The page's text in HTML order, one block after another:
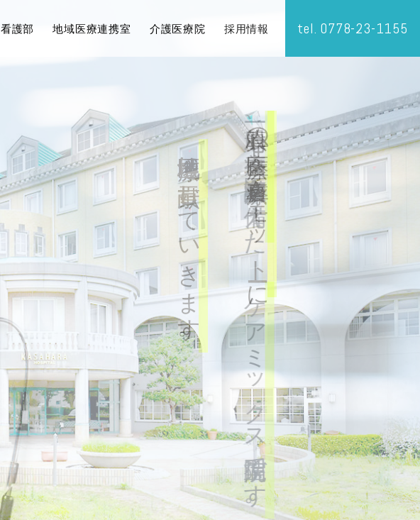
看護部 地域医療連携室 介護医療院 採用情報 tel. 0778-23-1155
一般、療養、医療介護病床を備えた
ケアミックス型病院です。